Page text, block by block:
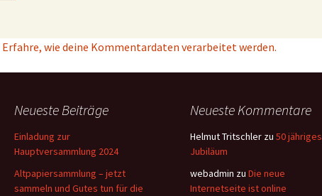
Erfahre, wie deine Kommentardaten verarbeitet werden.
Neueste Beiträge
Einladung zur
Hauptversammlung 2024
Altpapiersammlung – jetzt
sammeln und Gutes tun für die
Neueste Kommentare
Helmut Tritschler zu 50 jähriges
Jubiläum
webadmin zu Die neue
Internetseite ist online